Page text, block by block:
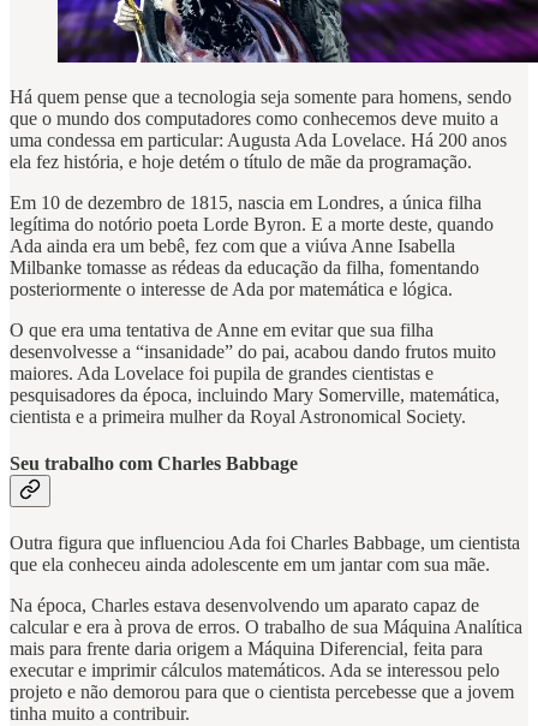
Há quem pense que a tecnologia seja somente para homens, sendo
que o mundo dos computadores como conhecemos deve muito a
uma condessa em particular: Augusta Ada Lovelace. Há 200 anos
ela fez história, e hoje detém o título de mãe da programação.
Em 10 de dezembro de 1815, nascia em Londres, a única filha
legítima do notório poeta Lorde Byron. E a morte deste, quando
Ada ainda era um bebê, fez com que a viúva Anne Isabella
Milbanke tomasse as rédeas da educação da filha, fomentando
posteriormente o interesse de Ada por matemática e lógica.
O que era uma tentativa de Anne em evitar que sua filha
desenvolvesse a “insanidade” do pai, acabou dando frutos muito
maiores. Ada Lovelace foi pupila de grandes cientistas e
pesquisadores da época, incluindo Mary Somerville, matemática,
cientista e a primeira mulher da Royal Astronomical Society.
Seu trabalho com Charles Babbage
Outra figura que influenciou Ada foi Charles Babbage, um cientista
que ela conheceu ainda adolescente em um jantar com sua mãe.
Na época, Charles estava desenvolvendo um aparato capaz de
calcular e era à prova de erros. O trabalho de sua Máquina Analítica
mais para frente daria origem a Máquina Diferencial, feita para
executar e imprimir cálculos matemáticos. Ada se interessou pelo
projeto e não demorou para que o cientista percebesse que a jovem
tinha muito a contribuir.